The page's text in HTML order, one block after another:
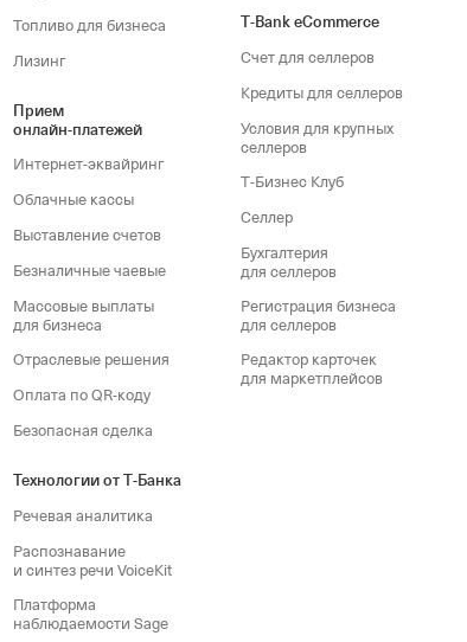
Топливо для бизнеса
Лизинг
Прием
онлайн‑платежей
Интернет-эквайринг
Облачные кассы
Выставление счетов
Безналичные чаевые
Массовые выплаты
для бизнеса
Отраслевые решения
Оплата по QR‑коду
Безопасная сделка
Технологии от Т‑Банка
Речевая аналитика
Распознавание
и синтез речи VoiceKit
Платформа
наблюдаемости Sage
T‑Bank eCommerce
Счет для селлеров
Кредиты для селлеров
Условия для крупных
селлеров
Т‑Бизнес Клуб
Селлер
Бухгалтерия
для селлеров
Регистрация бизнеса
для селлеров
Редактор карточек
для маркетплейсов